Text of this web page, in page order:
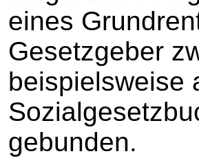
eines
Gesetzgeber
beispielsweise
gebunden.